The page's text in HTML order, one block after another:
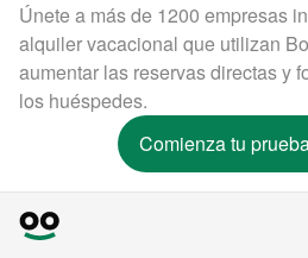
Únete a más de 1200 empresas
alquiler vacacional que utilizan
aumentar las reservas directas y
los huéspedes.
Comienza tu